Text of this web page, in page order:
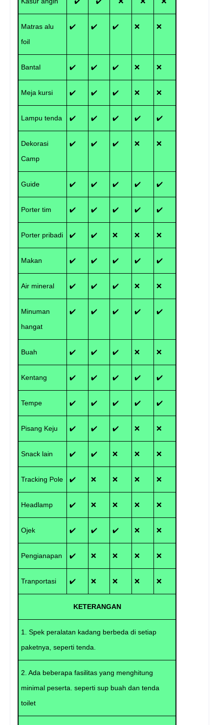
Matras alu
foil
✔️ ✔️ ✔️ ❌ ❌
Bantal ✔️ ✔️ ✔️ ❌ ❌
Meja kursi ✔️ ✔️ ✔️ ❌ ❌
Lampu tenda ✔️ ✔️ ✔️ ✔️ ✔️
Dekorasi
Camp
✔️ ✔️ ✔️ ❌ ❌
Guide ✔️ ✔️ ✔️ ✔️ ✔️
Porter tim ✔️ ✔️ ✔️ ✔️ ✔️
Porter pribadi ✔️ ✔️ ❌ ❌ ❌
Makan ✔️ ✔️ ✔️ ✔️ ✔️
Air mineral ✔️ ✔️ ✔️ ❌ ❌
Minuman
hangat
✔️ ✔️ ✔️ ✔️ ✔️
Buah ✔️ ✔️ ✔️ ❌ ❌
Kentang ✔️ ✔️ ✔️ ✔️ ✔️
Tempe ✔️ ✔️ ✔️ ✔️ ✔️
Pisang Keju ✔️ ✔️ ✔️ ❌ ❌
Snack lain ✔️ ✔️ ❌ ❌ ❌
Tracking Pole ✔️ ❌ ❌ ❌ ❌
Headlamp ✔️ ❌ ❌ ❌ ❌
Ojek ✔️ ✔️ ✔️ ❌ ❌
Pengianapan ✔️ ❌ ❌ ❌ ❌
Tranportasi ✔️ ❌ ❌ ❌ ❌
KETERANGAN
1. Spek peralatan kadang berbeda di setiap
paketnya, seperti tenda.
2. Ada beberapa fasilitas yang menghitung
minimal peserta. seperti sup buah dan tenda
toilet